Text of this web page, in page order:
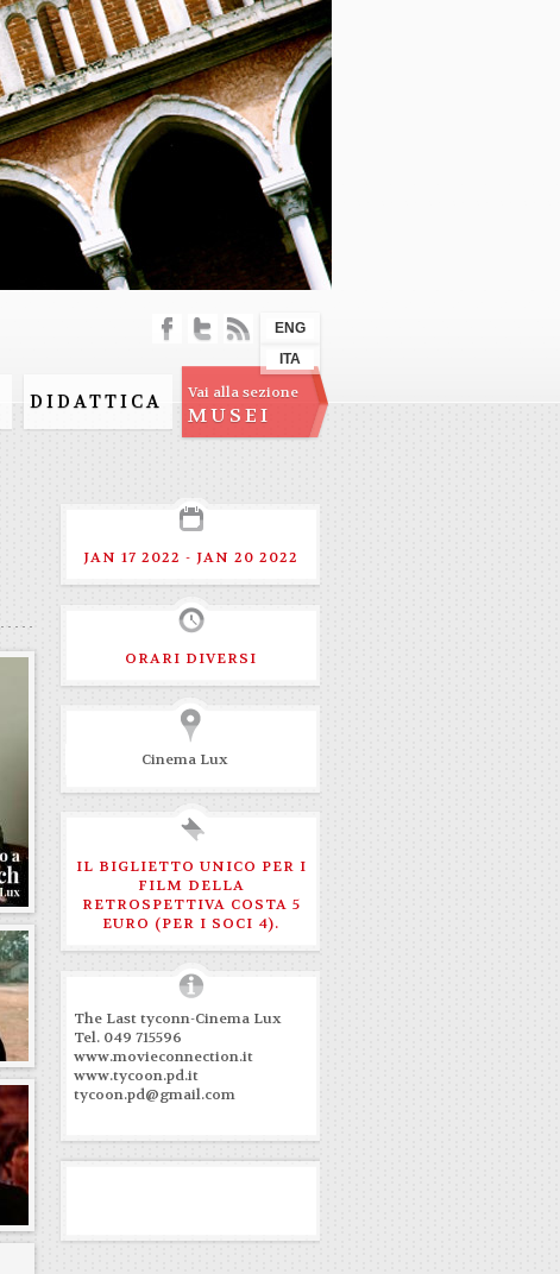
DIDATTICA Vai alla sezione
MUSEI
ENG
ITA
JAN 17 2022 - JAN 20 2022
ORARI DIVERSI
Cinema Lux
IL BIGLIETTO UNICO PER I
FILM DELLA
RETROSPETTIVA COSTA 5
EURO (PER I SOCI 4).
The Last tyconn-Cinema Lux
Tel. 049 715596
www.movieconnection.it
www.tycoon.pd.it
tycoon.pd@gmail.com